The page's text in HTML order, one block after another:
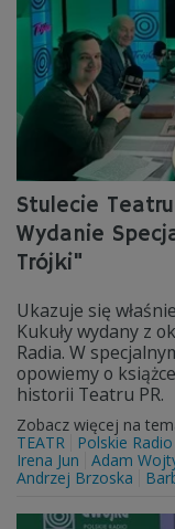
Stulecie
Wydanie
Trójki"
Ukazuje się
Kukuły wydany z
Radia. W
opowiemy o
historii Teatru PR.
Zobacz więcej na
TEATR
Polskie Radio
Irena Jun
Adam
Andrzej Brzoska